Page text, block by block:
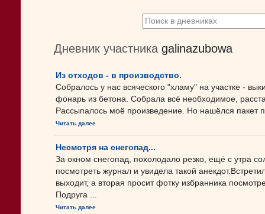
Дневник участника galinazubowa
Из отходов - в производство.
Собралось у нас всяческого "хламу" на участке -
фонарь из бетона. Собрала всё необходимое,
Рассыпалось моё произведение. Но нашёлся пакет
Читать далее
Несмотря на снегопад...
За окном снегопад, похолодало резко, ещё с утра
посмотреть журнал и увидела такой
выходит, а вторая просит фотку избранника
Подруга ...
Читать далее